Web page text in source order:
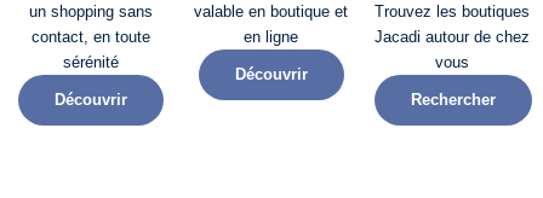
un shopping sans
contact, en toute
sérénité​
Découvrir
valable en boutique et
en ligne
Découvrir
Trouvez les boutiques
Jacadi autour de chez
vous
Rechercher